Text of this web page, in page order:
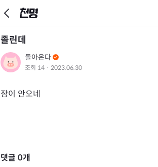
졸린데
돌아온다
조회 14 · 2023.06.30
잠이 안오네
댓글 0개